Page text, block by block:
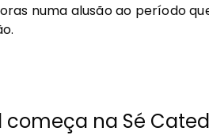
numa alusão ao período
começa na Sé